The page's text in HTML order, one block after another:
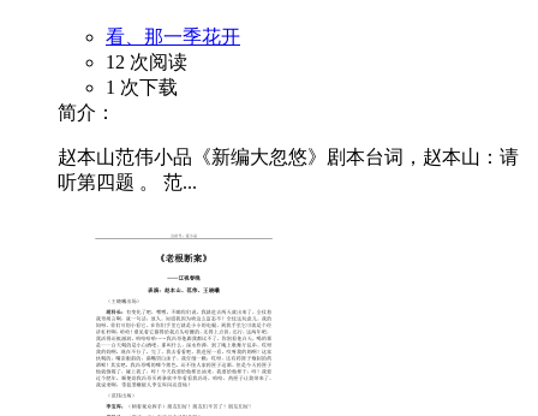
看、那一季花开
12 次阅读
1 次下载
简介：
赵本山范伟小品《新编大忽悠》剧本台词，赵本山：请
听第四题 。 范...